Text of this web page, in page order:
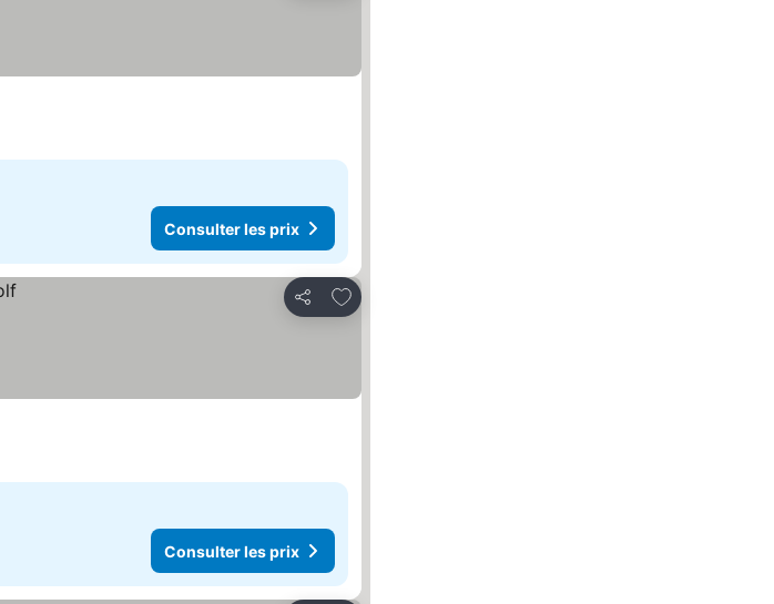
Consulter les prix
Partager
Ajouter à mes favoris
Consulter les prix